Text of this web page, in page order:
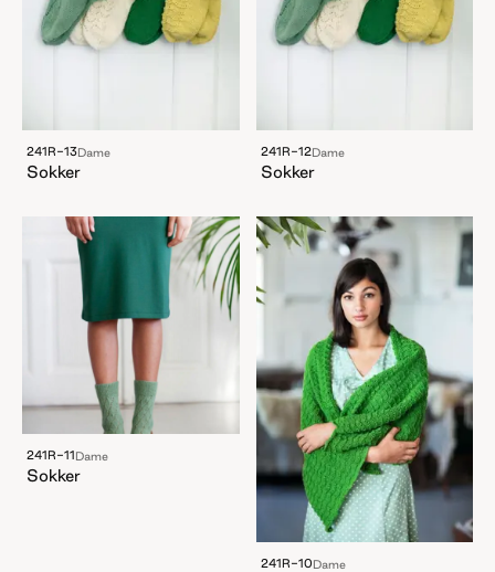
241R-13Dame
Sokker
241R-12Dame
Sokker
241R-11Dame
Sokker
241R-10Dame